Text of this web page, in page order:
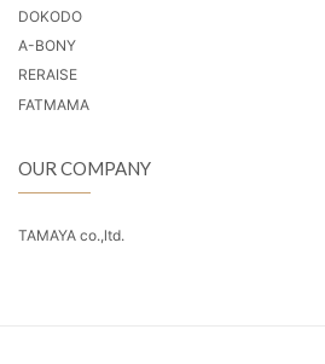
DOKODO
A-BONY
RERAISE
FATMAMA
OUR COMPANY
TAMAYA co.,ltd.